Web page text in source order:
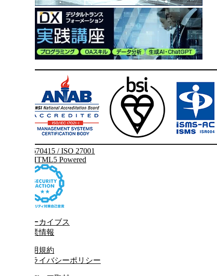
IS 670415 / ISO 27001
アーカイブス
企業情報
利用規約
プライバシーポリシー